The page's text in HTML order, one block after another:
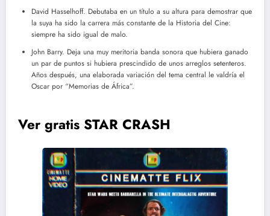
David Hasselhoff. Debutaba en un título a su altura para demostrar que
la suya ha sido la carrera más constante de la Historia del Cine:
siempre ha sido igual de malo.
John Barry. Deja una muy meritoria banda sonora que hubiera ganado
un par de puntos si hubiera prescindido de unos arreglos setenteros.
Años después, una elaborada variación del tema central le valdría el
Oscar por “Memorias de África”.
Ver gratis STAR CRASH